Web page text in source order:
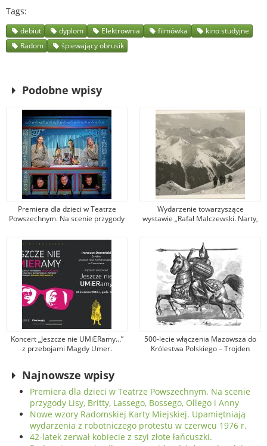
Tags
debiut dyplom Elektrownia filmówka
kino studyjne
Radom
śpiewający obrusik
Podobne wpisy
Premiera dla dzieci w Teatrze
Powszechnym. Na scenie przygody
Ollego i Anny
Wydarzenie towarzyszące
wystawie „Rafał Malczewski. Narty,
Szatkowskim
Koncert „Jeszcze nie UMiERamy…”
z przebojami Magdy Umer.
500-lecie włączenia Mazowsza do
Królestwa Polskiego – Trojden
Najnowsze wpisy
Premiera dla dzieci w Teatrze Powszechnym. Na scenie
przygody Lisy, Britty, Lassego, Bossego, Ollego i Anny
Nowe wzory Radomskiej Karty Miejskiej. Upamiętniają
wydarzenia z robotniczego protestu w czerwcu 1976 r.
42-latek zerwał kobiecie z szyi złote łańcuszki.